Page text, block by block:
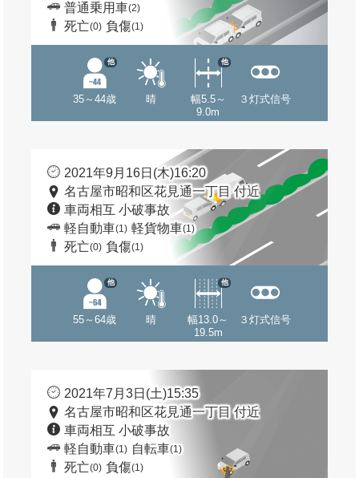
普通乗用車(2)
死亡(0) 負傷(1)
35～44歳
他
晴
幅5.5～
9.0m
他
３灯式信号
2021年9月16日(木)16:20
名古屋市昭和区花見通一丁目 付近
車両相互 小破事故
軽自動車(1) 軽貨物車(1)
死亡(0) 負傷(1)
55～64歳
他
晴
幅13.0～
19.5m
他
３灯式信号
2021年7月3日(土)15:35
名古屋市昭和区花見通一丁目 付近
車両相互 小破事故
軽自動車(1) 自転車(1)
死亡(0) 負傷(1)